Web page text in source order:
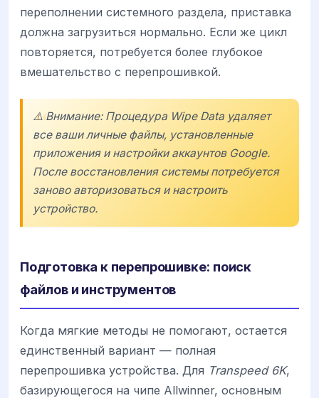
переполнении системного раздела, приставка
должна загрузиться нормально. Если же цикл
повторяется, потребуется более глубокое
вмешательство с перепрошивкой.
⚠️ Внимание: Процедура Wipe Data удаляет
все ваши личные файлы, установленные
приложения и настройки аккаунтов Google.
После восстановления системы потребуется
заново авторизоваться и настроить
устройство.
Подготовка к перепрошивке: поиск
файлов и инструментов
Когда мягкие методы не помогают, остается
единственный вариант — полная
перепрошивка устройства. Для Transpeed 6K,
базирующегося на чипе Allwinner, основным